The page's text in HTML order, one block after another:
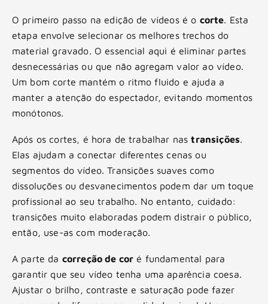
O primeiro passo na edição de vídeos é o corte. Esta
etapa envolve selecionar os melhores trechos do
material gravado. O essencial aqui é eliminar partes
desnecessárias ou que não agregam valor ao vídeo.
Um bom corte mantém o ritmo fluido e ajuda a
manter a atenção do espectador, evitando momentos
monótonos.
Após os cortes, é hora de trabalhar nastransições.
Elas ajudam a conectar diferentes cenas ou
segmentos do vídeo. Transições suaves como
dissoluções ou desvanecimentos podem dar um toque
profissional ao seu trabalho. No entanto, cuidado:
transições muito elaboradas podem distrair o público,
então, use-as com moderação.
A parte da correção de cor é fundamental para
garantir que seu vídeo tenha uma aparência coesa.
Ajustar o brilho, contraste e saturação pode fazer